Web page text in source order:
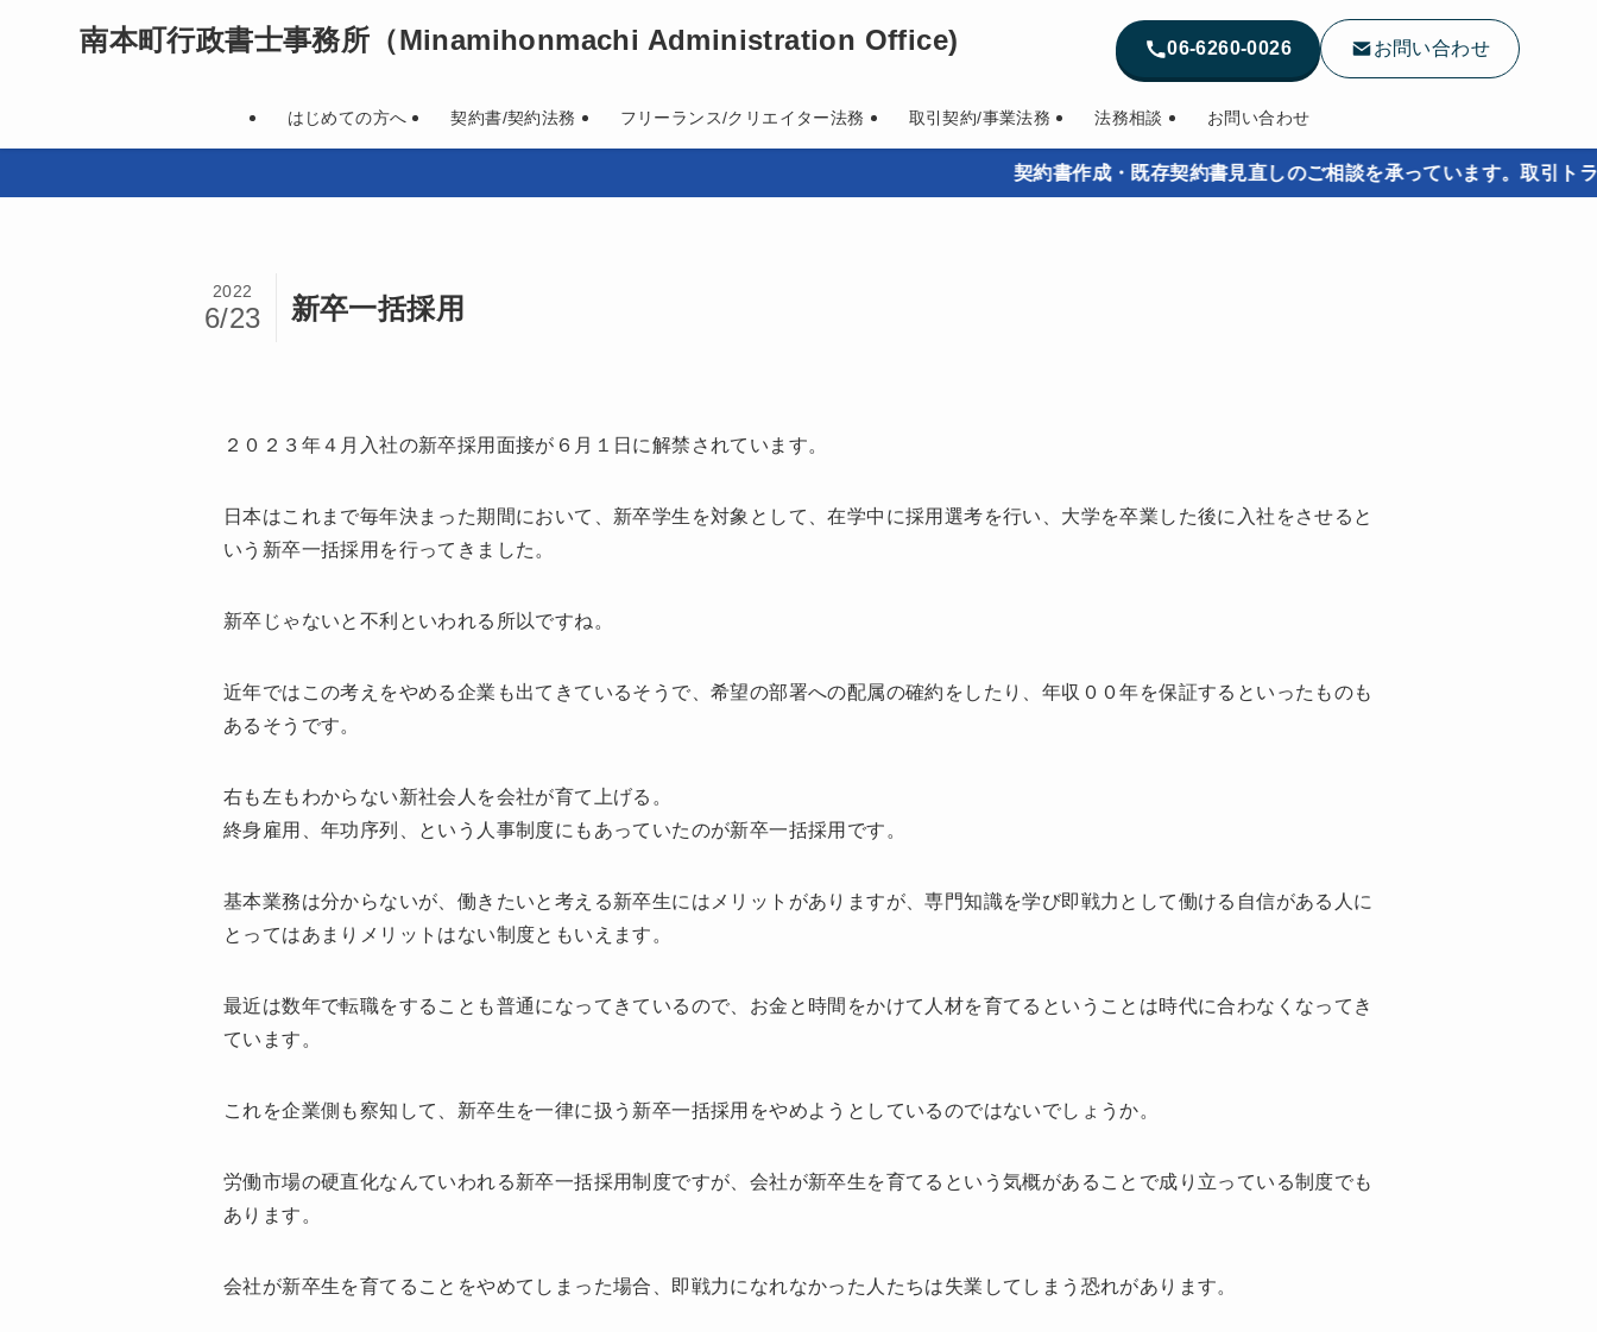
南本町行政書士事務所 （Minamihonmachi Administration Office)
はじめての方へ 契約書/契約法務 フリーランス/クリエイター法務 取引契約/事業法務 法務相談 お問い合わせ
06-6260-0026 お問い合わせ
契約書作成・既存契約書見直しのご相談を承っています。取引トラブル
新卒一括採用
2022
6/23
２０２３年４月入社の新卒採用面接が６月１日に解禁されています。
日本はこれまで毎年決まった期間において、新卒学生を対象として、在学中に採用選考を行い、大学を卒業した後に入社をさせると
いう新卒一括採用を行ってきました。
新卒じゃないと不利といわれる所以ですね。
近年ではこの考えをやめる企業も出てきているそうで、希望の部署への配属の確約をしたり、年収００年を保証するといったものも
あるそうです。
右も左もわからない新社会人を会社が育て上げる。
終身雇用、年功序列、という人事制度にもあっていたのが新卒一括採用です。
基本業務は分からないが、働きたいと考える新卒生にはメリットがありますが、専門知識を学び即戦力として働ける自信がある人に
とってはあまりメリットはない制度ともいえます。
最近は数年で転職をすることも普通になってきているので、お金と時間をかけて人材を育てるということは時代に合わなくなってき
ています。
これを企業側も察知して、新卒生を一律に扱う新卒一括採用をやめようとしているのではないでしょうか。
労働市場の硬直化なんていわれる新卒一括採用制度ですが、会社が新卒生を育てるという気概があることで成り立っている制度でも
あります。
会社が新卒生を育てることをやめてしまった場合、即戦力になれなかった人たちは失業してしまう恐れがあります。